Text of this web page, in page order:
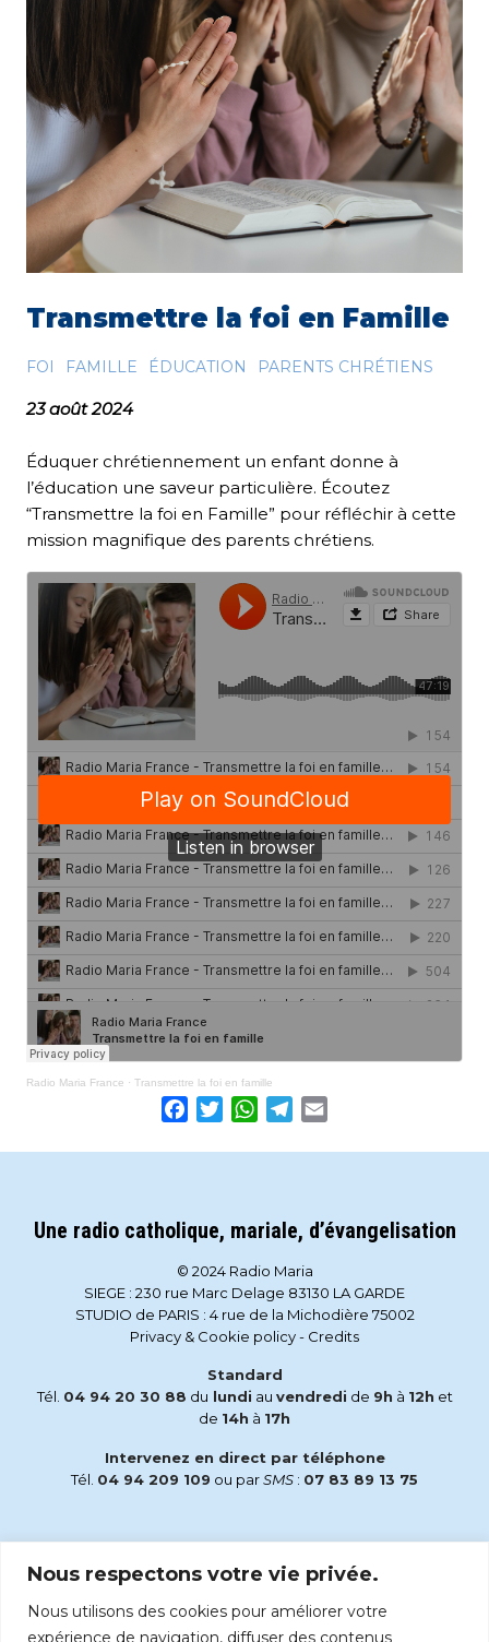
Nous respectons votre vie privée.
Nous utilisons des cookies pour améliorer votre
expérience de navigation, diffuser des contenus
Transmettre la foi en Famille
FOI FAMILLE ÉDUCATION PARENTS CHRÉTIENS
23 août 2024
Éduquer chrétiennement un enfant donne à
l’éducation une saveur particulière. Écoutez
“Transmettre la foi en Famille” pour réfléchir à cette
mission magnifique des parents chrétiens.
Radio Maria France · Transmettre la foi en famille
Facebook
TwitterWhatsApp
Telegram
Une radio catholique, mariale, d’évangelisation
© 2024 Radio Maria
SIEGE : 230 rue Marc Delage 83130 LA GARDE
STUDIO de PARIS : 4 rue de la Michodière 75002
Privacy & Cookie policy- Credits
Standard
Tél. 04 94 20 30 88 du lundi au vendredi de 9h à 12h et
de 14h à 17h
Intervenez en direct par téléphone
Tél. 04 94 209 109 ou parSMS : 07 83 89 13 75
accueil@radiomaria.fr
Écoutez Radio Maria sur :